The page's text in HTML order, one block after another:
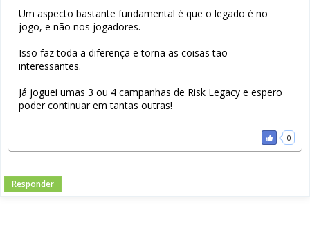
Um aspecto bastante fundamental é que o legado é no
jogo, e não nos jogadores.
Isso faz toda a diferença e torna as coisas tão
interessantes.
Já joguei umas 3 ou 4 campanhas de Risk Legacy e espero
poder continuar em tantas outras!
0
Responder